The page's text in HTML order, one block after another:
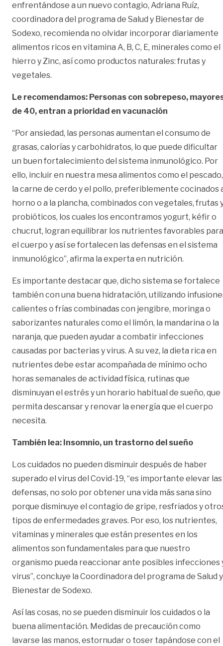
enfrentándose a un nuevo contagio, Adriana Ruíz,
coordinadora del programa de Salud y Bienestar de
Sodexo, recomienda no olvidar incorporar diariamente
alimentos ricos en vitamina A, B, C, E, minerales como el
hierro y Zinc, así como productos naturales: frutas y
vegetales.
Le recomendamos: Personas con sobrepeso,
de 40, entran a prioridad en vacunación
“Por ansiedad, las personas aumentan el consumo de
grasas, calorías y carbohidratos, lo que puede dificultar
un buen fortalecimiento del sistema inmunológico. Por
ello, incluir en nuestra mesa alimentos como el pescado,
la carne de cerdo y el pollo, preferiblemente cocinados
horno o a la plancha, combinados con vegetales, frutas
probióticos, los cuales los encontramos yogurt, kéfir o
chucrut, logran equilibrar los nutrientes favorables para
el cuerpo y así se fortalecen las defensas en el sistema
inmunológico”, afirma la experta en nutrición.
Es importante destacar que, dicho sistema se fortalece
también con una buena hidratación, utilizando
calientes o frías combinadas con jengibre, moringa o
saborizantes naturales como el limón, la mandarina o la
naranja, que pueden ayudar a combatir infecciones
causadas por bacterias y virus. A su vez, la dieta rica en
nutrientes debe estar acompañada de mínimo ocho
horas semanales de actividad física, rutinas que
disminuyan el estrés y un horario habitual de sueño, que
permita descansar y renovar la energía que el cuerpo
necesita.
También lea: Insomnio, un trastorno del sueño
Los cuidados no pueden disminuir después de haber
superado el virus del Covid-19, “es importante elevar las
defensas, no solo por obtener una vida más sana sino
porque disminuye el contagio de gripe, resfriados y
tipos de enfermedades graves. Por eso, los nutrientes,
vitaminas y minerales que están presentes en los
alimentos son fundamentales para que nuestro
organismo pueda reaccionar ante posibles infecciones
virus”, concluye la Coordinadora del programa de Salud y
Bienestar de Sodexo.
Así las cosas, no se pueden disminuir los cuidados o la
buena alimentación. Medidas de precaución como
lavarse las manos, estornudar o toser tapándose con el